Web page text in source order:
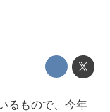
るもので、今年